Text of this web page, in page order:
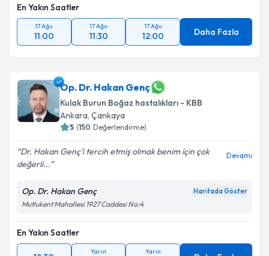
En Yakın Saatler
17 Ağu
11:00
17 Ağu
11:30
17 Ağu
12:00 Daha Fazla
Op. Dr. Hakan Genç
Kulak Burun Boğaz hastalıkları - KBB
Ankara, Çankaya
5 (150 Değerlendirme)
Dr. Hakan Genç’i tercih etmiş olmak benim için çok
değerli...
Devamı
Op. Dr. Hakan Genç Haritada Göster
Mutlukent Mahallesi 1927 Caddesi No:4
En Yakın Saatler
Yarın Yarın